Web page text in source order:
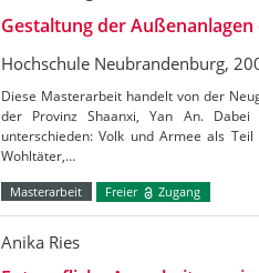
Gestaltung der
Hochschule Neubrandenburg,
Diese Masterarbeit handelt von der
der Provinz Shaanxi, Yan An.
unterschieden: Volk und Armee als
Wohltäter,…
Masterarbeit Freier Zugang
Anika Ries